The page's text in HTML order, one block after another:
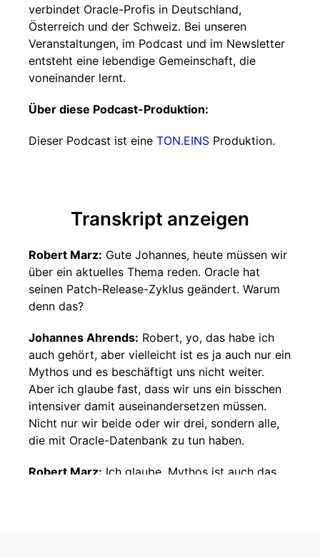
verbindet Oracle-Profis in Deutschland,
Österreich und der Schweiz. Bei unseren
Veranstaltungen, im Podcast und im Newsletter
entsteht eine lebendige Gemeinschaft, die
voneinander lernt.
Über diese Podcast-Produktion:
Dieser Podcast ist eine TON.EINS Produktion.
Transkript anzeigen
Robert Marz: Gute Johannes, heute müssen wir
über ein aktuelles Thema reden. Oracle hat
seinen Patch-Release-Zyklus geändert. Warum
denn das?
Johannes Ahrends: Robert, yo, das habe ich
auch gehört, aber vielleicht ist es ja auch nur ein
Mythos und es beschäftigt uns nicht weiter.
Aber ich glaube fast, dass wir uns ein bisschen
intensiver damit auseinandersetzen müssen.
Nicht nur wir beide oder wir drei, sondern alle,
die mit Oracle-Datenbank zu tun haben.
Robert Marz: Ich glaube, Mythos ist auch das